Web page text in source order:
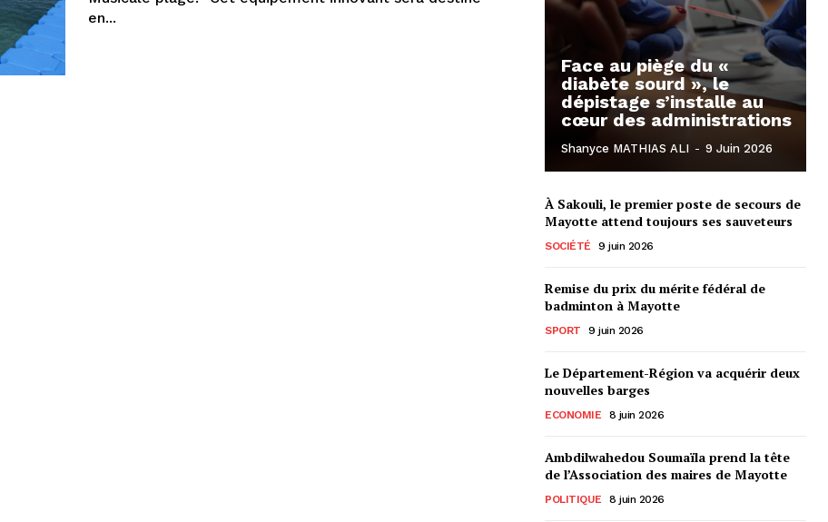
en...
Face au piège du «
diabète sourd », le
dépistage s’installe au
cœur des administrations
Shanyce MATHIAS ALI - 9 Juin 2026
À Sakouli, le premier poste de secours de
Mayotte attend toujours ses sauveteurs
SOCIÉTÉ 9 juin 2026
Remise du prix du mérite fédéral de
badminton à Mayotte
SPORT 9 juin 2026
Le Département-Région va acquérir deux
nouvelles barges
ECONOMIE 8 juin 2026
Ambdilwahedou Soumaïla prend la tête
de l’Association des maires de Mayotte
POLITIQUE 8 juin 2026